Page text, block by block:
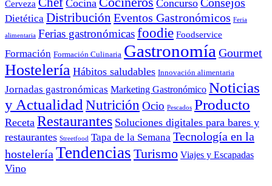
Cerveza Chef Cocina Concurso Consejos
Dietética Distribución Eventos Gastronómicos Feria
alimentaria Ferias gastronómicasfoodie Foodservice
Formación Formación Culinaria GastronomíaGourmet
Hostelería Hábitos saludables Innovación alimentaria
Jornadas gastronómicas Marketing Gastronómico Noticias
y ActualidadNutrición Ocio Pescados Producto
Receta Restaurantes Soluciones digitales para bares y
restaurantes Streetfood Tapa de la Semana Tecnología en la
hosteleríaTendencias Turismo Viajes y Escapadas
Vino